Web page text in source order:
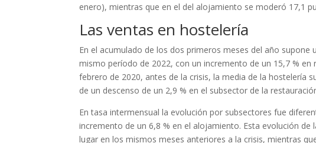
enero), mientras que en el del alojamiento se moderó 17,1
Las ventas en hostelería
En el acumulado de los dos primeros meses del año
mismo período de 2022, con un incremento de un 15,7 %
febrero de 2020, antes de la crisis, la media de la hostelería
de un descenso de un 2,9 % en el subsector de la
En tasa intermensual la evolución por subsectores fue
incremento de un 6,8 % en el alojamiento. Esta evolución
lugar en los mismos meses anteriores a la crisis, mientras